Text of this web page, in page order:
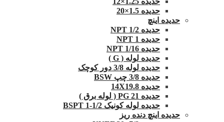
حدیده 1.5×20
حدیده اینچ
حدیده 1/2 NPT
حدیده NPT 1
حدیده 1/16 NPT
حدیده لوله ( G )
حدیده لوله 3/8 دور کوچک
حدیده 3/8 چپ BSW
حدیده 14X19.8
حدیده 21 PG ( لوله برق )
حدیده لوله کونیک 1/2-1 BSPT
حدیده اینچ دنده ریز